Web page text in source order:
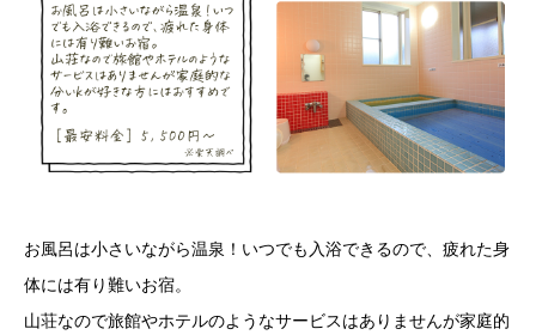
お風呂は小さいながら温泉！いつでも入浴できるので、疲れた身
体には有り難いお宿。
山荘なので旅館やホテルのようなサービスはありませんが家庭的